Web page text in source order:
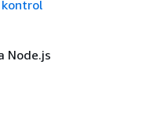
Node.js